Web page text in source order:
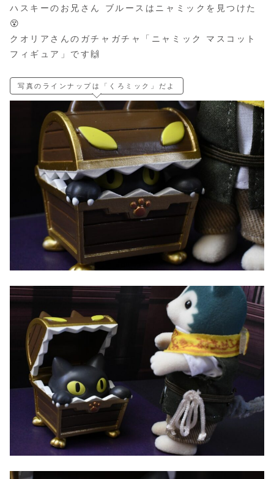
ハスキーのお兄さん ブルースはニャミックを見つけた
😵
クオリアさんのガチャガチャ「ニャミック マスコット
フィギュア」です🙌
写真のラインナップは「くろミック」だよ